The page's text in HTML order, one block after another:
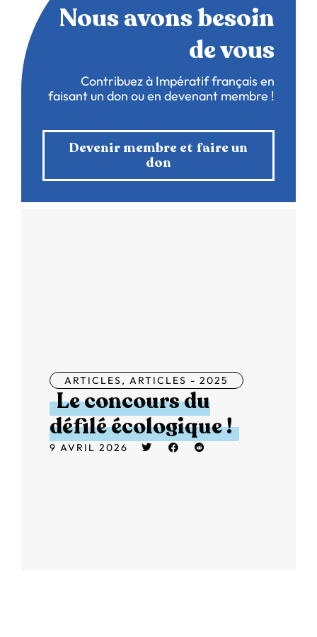
Nous avons besoin
de vous
Contribuez à Impératif français en
faisant un don ou en devenant membre !
Devenir membre et faire un
don
ARTICLES, ARTICLES - 2025
Le concours du
défilé écologique !
9 AVRIL 2026